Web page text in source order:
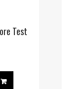
Test